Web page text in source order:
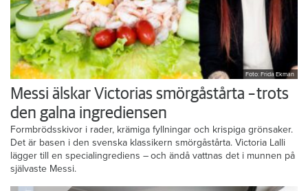
Foto: Frida Ekman
Messi älskar Victorias smörgåstårta – trots
den galna ingrediensen
Formbrödsskivor i rader, krämiga fyllningar och krispiga grönsaker.
Det är basen i den svenska klassikern smörgåstårta. Victoria Lalli
lägger till en specialingrediens – och ändå vattnas det i munnen på
självaste Messi.